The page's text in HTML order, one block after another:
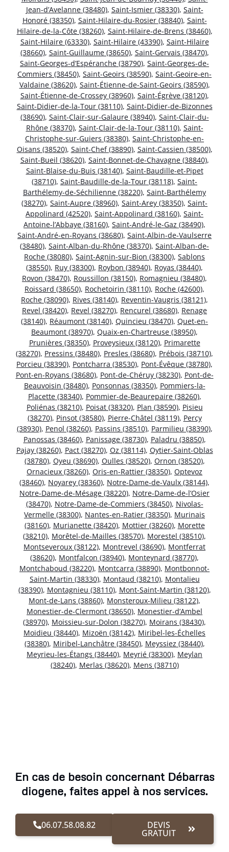
Jean-d’Avelanne (38480), Saint-Ismier (38330), Saint-
Honoré (38350), Saint-Hilaire-du-Rosier (38840), Saint-
Hilaire-de-la-Côte (38260), Saint-Hilaire-de-Brens (38460),
Saint-Hilaire (63330), Saint-Hilaire (43390), Saint-Hilaire
(38660), Saint-Guillaume (38650), Saint-Gervais (38470),
Saint-Georges-d’Espéranche (38790), Saint-Georges-de-
Commiers (38450), Saint-Geoirs (38590), Saint-Geoire-en-
Valdaine (38620), Saint-Étienne-de-Saint-Geoirs (38590),
Saint-Étienne-de-Crossey (38960), Saint-Égrève (38120),
Saint-Didier-de-la-Tour (38110), Saint-Didier-de-Bizonnes
(38690), Saint-Clair-sur-Galaure (38940), Saint-Clair-du-
Rhône (38370), Saint-Clair-de-la-Tour (38110), Saint-
Christophe-sur-Guiers (38380), Saint-Christophe-en-
Oisans (38520), Saint-Chef (38890), Saint-Cassien (38500),
Saint-Bueil (38620), Saint-Bonnet-de-Chavagne (38840),
Saint-Blaise-du-Buis (38140), Saint-Baudille-et-Pipet
(38710), Saint-Baudille-de-la-Tour (38118), Saint-
Barthélemy-de-Séchilienne (38220), Saint-Barthélemy
(38270), Saint-Aupre (38960), Saint-Arey (38350), Saint-
Appolinard (42520), Saint-Appolinard (38160), Saint-
Antoine-l’Abbaye (38160), Saint-André-le-Gaz (38490),
Saint-André-en-Royans (38680), Saint-Albin-de-Vaulserre
(38480), Saint-Alban-du-Rhône (38370), Saint-Alban-de-
Roche (38080), Saint-Agnin-sur-Bion (38300), Sablons
(38550), Ruy (38300), Roybon (38940), Royas (38440),
Rovon (38470), Roussillon (38150), Romagnieu (38480),
Roissard (38650), Rochetoirin (38110), Roche (42600),
Roche (38090), Rives (38140), Reventin-Vaugris (38121),
Revel (38420), Revel (38270), Rencurel (38680), Renage
(38140), Réaumont (38140), Quincieu (38470), Quet-en-
Beaumont (38970), Quaix-en-Chartreuse (38950),
Prunières (38350), Proveysieux (38120), Primarette
(38270), Pressins (38480), Presles (38680), Prébois (38710),
Porcieu (38390), Pontcharra (38530), Pont-Évêque (38780),
Pont-en-Royans (38680), Pont-de-Chéruy (38230), Pont-de-
Beauvoisin (38480), Ponsonnas (38350), Pommiers-la-
Placette (38340), Pommier-de-Beaurepaire (38260),
Poliénas (38210), Poisat (38320), Plan (38590), Pisieu
(38270), Pinsot (38580), Pierre-Châtel (38119), Percy
(38930), Penol (38260), Passins (38510), Parmilieu (38390),
Panossas (38460), Panissage (38730), Paladru (38850),
Pajay (38260), Pact (38270), Oz (38114), Oytier-Saint-Oblas
(38780), Oyeu (38690), Oulles (38520), Ornon (38520),
Ornacieux (38260), Oris-en-Rattier (38350), Optevoz
(38460), Noyarey (38360), Notre-Dame-de-Vaulx (38144),
Notre-Dame-de-Mésage (38220), Notre-Dame-de-l’Osier
(38470), Notre-Dame-de-Commiers (38450), Nivolas-
Vermelle (38300), Nantes-en-Ratier (38350), Murinais
(38160), Murianette (38420), Mottier (38260), Morette
(38210), Morêtel-de-Mailles (38570), Morestel (38510),
Montseveroux (38122), Montrevel (38690), Montferrat
(38620), Montfalcon (38940), Monteynard (38770),
Montchaboud (38220), Montcarra (38890), Montbonnot-
Saint-Martin (38330), Montaud (38210), Montalieu
(38390), Montagnieu (38110), Mont-Saint-Martin (38120),
Mont-de-Lans (38860), Monsteroux-Milieu (38122),
Monestier-de-Clermont (38650), Monestier-d’Ambel
(38970), Moissieu-sur-Dolon (38270), Moirans (38430),
Moidieu (38440), Mizoën (38142), Miribel-les-Échelles
(38380), Miribel-Lanchâtre (38450), Meyssiez (38440),
Meyrieu-les-Étangs (38440), Meyrié (38300), Meylan
(38240), Merlas (38620), Mens (38710)
En cas de besoin concernant Débarras
diogene, faites appel à nos services.
06.07.58.08.82 DEVIS
GRATUIT